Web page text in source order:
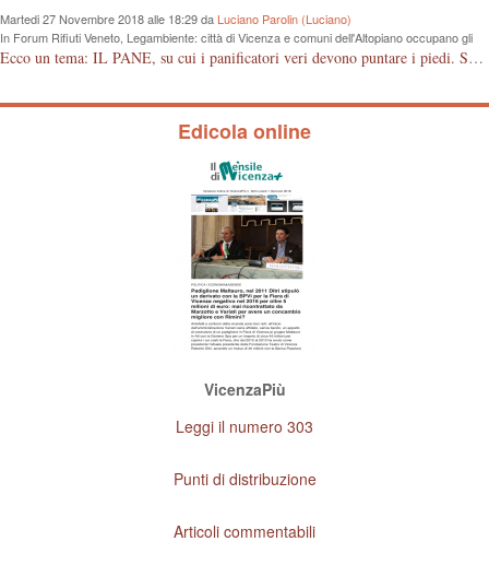
Martedi 27 Novembre 2018 alle 18:29 da Luciano Parolin (Luciano)
In Forum Rifiuti Veneto, Legambiente: città di Vicenza e comuni dell'Altopiano occupano gli
ultimi posti nella raccolta differenziata
Ecco un tema: IL PANE, su cui i panificatori veri devono puntare i piedi. Se il pane è fresco vuol dire di giornata. Il consumatore deve avere la garanzia dell'acquisto, il controllo deve avvenire anche da parte delle associazioni di categoria che devono proteggere gli artigiani onesti, anche se pagato qualcosa in più. Grazie.
Edicola online
VicenzaPiù
Leggi il numero 303
Punti di distribuzione
Articoli commentabili